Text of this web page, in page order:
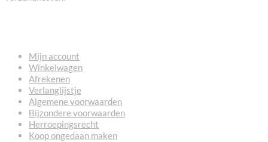
Mijn account
Winkelwagen
Afrekenen
Verlanglijstje
Algemene voorwaarden
Bijzondere voorwaarden
Herroepingsrecht
Koop ongedaan maken